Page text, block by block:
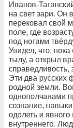
Иванов-
на свет зари. Он
перековал свой
поле, где
под ногами
Увидел, что,
тылу, а открыл
Эти два русских
родной земли.
однополчанами
сознание,
одолеть и
внутреннего.